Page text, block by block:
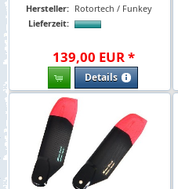
Hersteller: Rotortech / Funkey
Lieferzeit:
139,00 EUR*
Details